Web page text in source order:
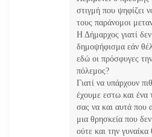
στιγμή που ψηφίζει
τους παράνομοι
Η Δήμαρχος γιατί
δημοψήφισμα εάν
εδώ οι πρόσφυγες
πόλεμος?
Γιατί να υπάρχουν
έχουμε εστω και ένα
σας να και αυτά που
μια θρησκεία που
ούτε και την